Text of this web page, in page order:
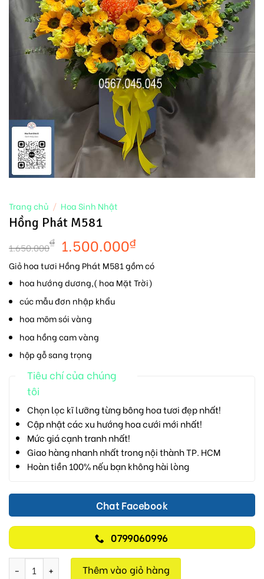
Trang chủ / Hoa Sinh Nhật
Hồng Phát M581
1.650.000₫ 1.500.000₫
Giỏ hoa tươi Hồng Phát M581 gồm có
hoa hướng dương,( hoa Mặt Trời)
cúc mẫu đơn nhập khẩu
hoa mõm sói vàng
hoa hồng cam vàng
hộp gỗ sang trọng
Tiêu chí của chúng
tôi
Chọn lọc kĩ lưỡng từng bông hoa tươi đẹp nhất!
Cập nhật các xu hướng hoa cưới mới nhất!
Mức giá cạnh tranh nhất!
Giao hàng nhanh nhất trong nội thành TP. HCM
Hoàn tiền 100% nếu bạn không hài lòng
Chat Facebook
0799060996
Hồng Phát M581 số lượngThêm vào giỏ hàng